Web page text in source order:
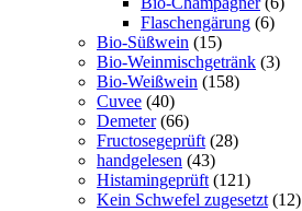
Flaschengärung (6)
Bio-Süßwein (15)
Bio-Weinmischgetränk (3)
Bio-Weißwein (158)
Cuvee (40)
Demeter (66)
Fructosegeprüft (28)
handgelesen (43)
Histamingeprüft (121)
Kein Schwefel zugesetzt (12)